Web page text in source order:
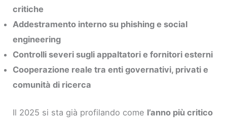
critiche
Addestramento interno su phishing e social
engineering
Controlli severi sugli appaltatori e fornitori esterni
Cooperazione reale tra enti governativi, privati e
comunità di ricerca
Il 2025 si sta già profilando come l’anno più critico